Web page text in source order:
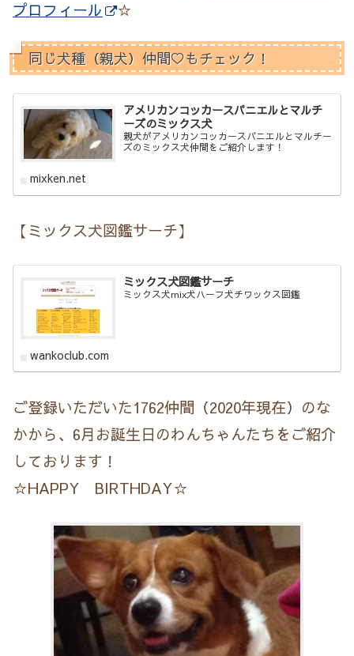
プロフィール
☆
同じ犬種（親犬）仲間♡もチェック！
アメリカンコッカースパニエルとマルチ
ーズのミックス犬
親犬がアメリカンコッカースパニエルとマルチー
ズのミックス犬仲間をご紹介します！
mixken.net
【ミックス犬図鑑サーチ】
ミックス犬図鑑サーチ
ミックス犬mix犬ハーフ犬チワックス図鑑
wankoclub.com
ご登録いただいた1762仲間（2020年現在）のな
かから、6月お誕生日のわんちゃんたちをご紹介
しております！
☆HAPPY BIRTHDAY☆